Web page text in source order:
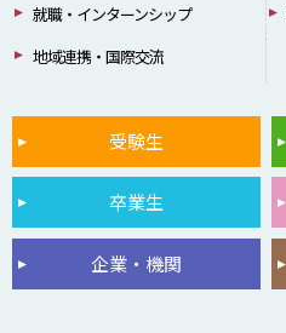
就職・インターンシップ
地域連携・国際交流
受験生
卒業生
企業・機関